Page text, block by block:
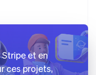
et en
ces projets,